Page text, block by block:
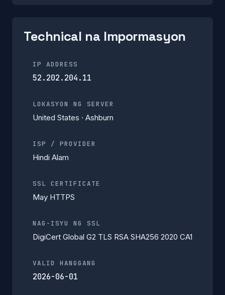
Technical na Impormasyon
IP ADDRESS
52.202.204.11
LOKASYON NG SERVER
United States · Ashburn
ISP / PROVIDER
Hindi Alam
SSL CERTIFICATE
May HTTPS
NAG-ISYU NG SSL
DigiCert Global G2 TLS RSA SHA256 2020 CA1
VALID HANGGANG
2026-06-01